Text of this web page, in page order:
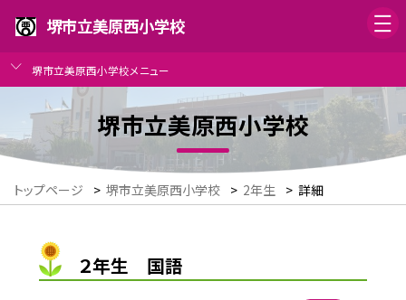
堺市立美原西小学校
堺市立美原西小学校メニュー
堺市立美原西小学校
トップページ > 堺市立美原西小学校 > 2年生 > 詳細
２年生 国語